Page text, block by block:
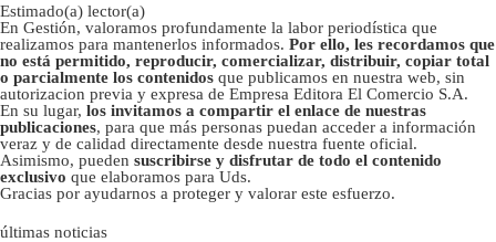
Estimado(a) lector(a)
En Gestión, valoramos profundamente la labor periodística que
realizamos para mantenerlos informados. Por ello, les recordamos que
no está permitido, reproducir, comercializar, distribuir, copiar total
o parcialmente los contenidos que publicamos en nuestra web, sin
autorizacion previa y expresa de Empresa Editora El Comercio S.A.
En su lugar, los invitamos a compartir el enlace de nuestras
publicaciones, para que más personas puedan acceder a información
veraz y de calidad directamente desde nuestra fuente oficial.
Asimismo, pueden suscribirse y disfrutar de todo el contenido
exclusivo que elaboramos para Uds.
Gracias por ayudarnos a proteger y valorar este esfuerzo.
últimas noticias